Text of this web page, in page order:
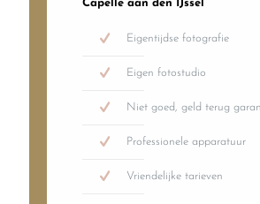
Capelle aan den IJssel
Eigentijdse fotografie
Eigen fotostudio
Niet goed, geld terug
Professionele apparatuur
Vriendelijke tarieven